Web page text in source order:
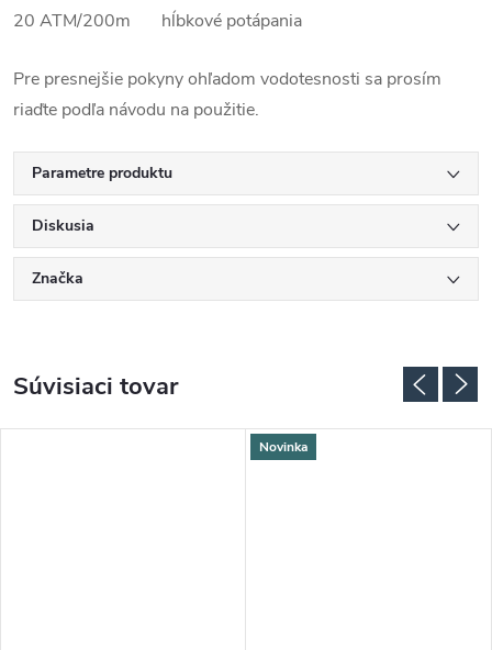
20 ATM/200m hĺbkové potápania
Pre presnejšie pokyny ohľadom vodotesnosti sa prosím
riaďte podľa návodu na použitie.
Parametre produktu
Diskusia
Značka
Súvisiaci tovar
Novinka